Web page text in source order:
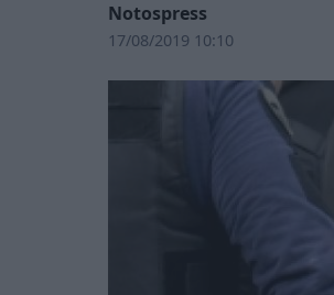
Notospress
17/08/2019 10:10